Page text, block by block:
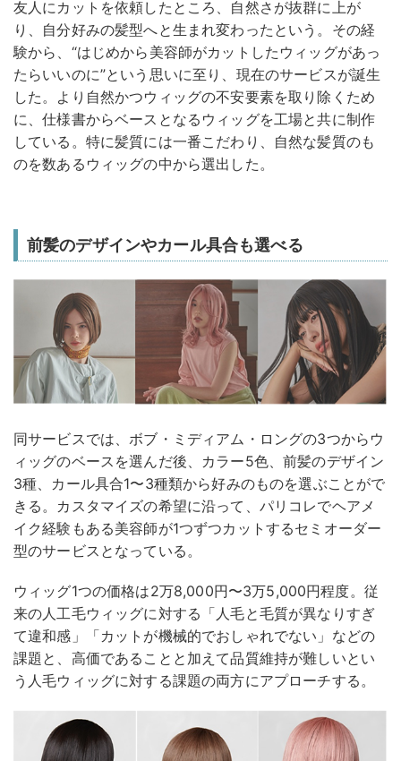
友人にカットを依頼したところ、自然さが抜群に上が
り、自分好みの髪型へと生まれ変わったという。その経
験から、“はじめから美容師がカットしたウィッグがあっ
たらいいのに”という思いに至り、現在のサービスが誕生
した。より自然かつウィッグの不安要素を取り除くため
に、仕様書からベースとなるウィッグを工場と共に制作
している。特に髪質には一番こだわり、自然な髪質のも
のを数あるウィッグの中から選出した。
前髪のデザインやカール具合も選べる
同サービスでは、ボブ・ミディアム・ロングの3つからウ
ィッグのベースを選んだ後、カラー5色、前髪のデザイン
3種、カール具合1〜3種類から好みのものを選ぶことがで
きる。カスタマイズの希望に沿って、パリコレでヘアメ
イク経験もある美容師が1つずつカットするセミオーダー
型のサービスとなっている。
ウィッグ1つの価格は2万8,000円〜3万5,000円程度。従
来の人工毛ウィッグに対する「人毛と毛質が異なりすぎ
て違和感」「カットが機械的でおしゃれでない」などの
課題と、高価であることと加えて品質維持が難しいとい
う人毛ウィッグに対する課題の両方にアプローチする。